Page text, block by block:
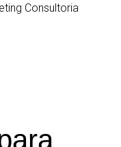
Consultoria